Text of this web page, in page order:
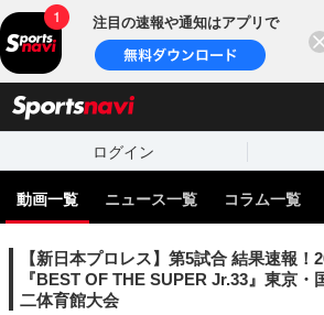
注目の速報や通知はアプリで
ログイン
動画一覧 ニュース一覧 コラム一覧
【新日本プロレス】第5試合 結果速報！
『BEST OF THE SUPER Jr.33』東京
二体育館大会